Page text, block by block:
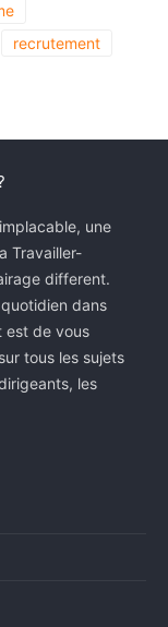
recrutement
une
Travailler-
different.
dans
est de vous
tous les sujets
les